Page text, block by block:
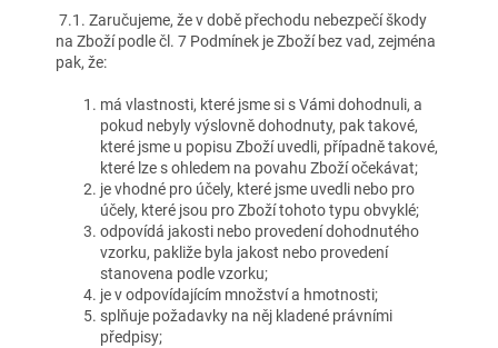
7.1. Zaručujeme, že v době přechodu nebezpečí škody
na Zboží podle čl. 7 Podmínek je Zboží bez vad, zejména
pak, že:
má vlastnosti, které jsme si s Vámi dohodnuli, a
pokud nebyly výslovně dohodnuty, pak takové,
které jsme u popisu Zboží uvedli, případně takové,
které lze s ohledem na povahu Zboží očekávat;
je vhodné pro účely, které jsme uvedli nebo pro
účely, které jsou pro Zboží tohoto typu obvyklé;
odpovídá jakosti nebo provedení dohodnutého
vzorku, pakliže byla jakost nebo provedení
stanovena podle vzorku;
je v odpovídajícím množství a hmotnosti;
splňuje požadavky na něj kladené právními
předpisy;